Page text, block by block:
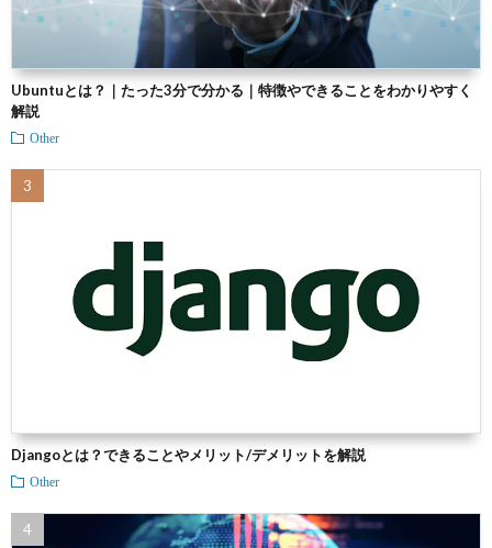
Ubuntuとは？｜たった3分で分かる｜特徴やできることをわかりやすく
解説
Other
Djangoとは？できることやメリット/デメリットを解説
Other